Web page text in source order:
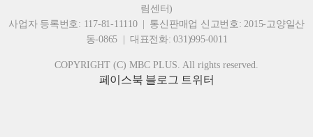
림센터)
사업자 등록번호: 117-81-11110 | 통신판매업 신고번호: 2015-고양일산
동-0865 | 대표전화: 031)995-0011
COPYRIGHT (C) MBC PLUS. All rights reserved.
페이스북 블로그 트위터